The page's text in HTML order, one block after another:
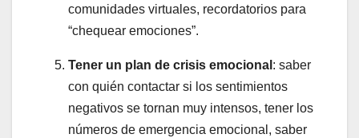
comunidades virtuales, recordatorios para
“chequear emociones”.
Tener un plan de crisis emocional : saber
con quién contactar si los sentimientos
negativos se tornan muy intensos, tener los
números de emergencia emocional, saber